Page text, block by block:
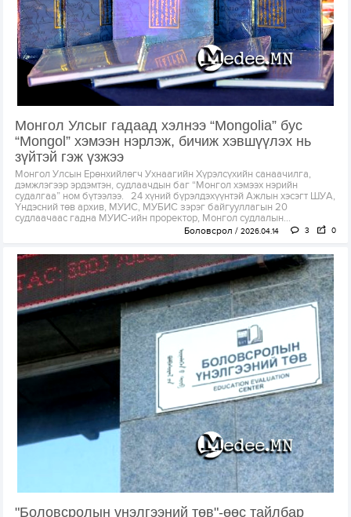
Монгол Улсыг гадаад хэлнээ “Mongolia” бус
“Mongol” хэмээн нэрлэж, бичиж хэвшүүлэх нь
зүйтэй гэж үзжээ
Монгол Улсын Ерөнхийлөгч Ухнаагийн Хүрэлсүхийн санаачилга,
дэмжлэгээр эрдэмтэн, судлаачдын баг “Монгол хэмээх нэрийн
судалгаа” ном бүтээлээ. 24 хүний бүрэлдэхүүнтэй Ажлын хэсэгт ШУА,
Үндэсний төв архив, МУИС, МУБИС зэрэг байгууллагын 20
судлаачаас гадна МУИС-ийн проректор, Монгол судлалын...
Боловсрол 2026.04.14 3 0
"Боловсролын үнэлгээний төв"-өөс тайлбар